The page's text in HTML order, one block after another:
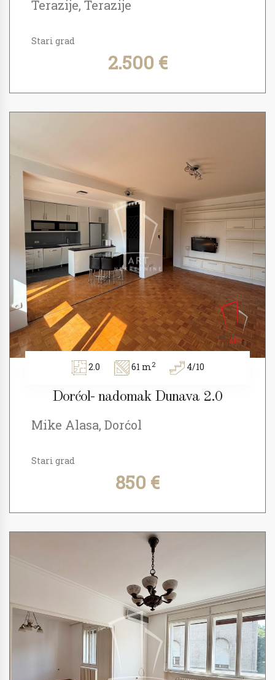
Terazije, Terazije
Stari grad
2.500 €
2.0 61 m2 4/10
Dorćol- nadomak Dunava 2.0
Mike Alasa, Dorćol
Stari grad
850 €